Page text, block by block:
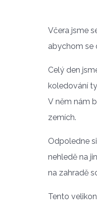
Včera jsme
abychom se
Celý den
koledování
V něm nám
zemích.
Odpoledne
nehledě na
na zahradě
Tento